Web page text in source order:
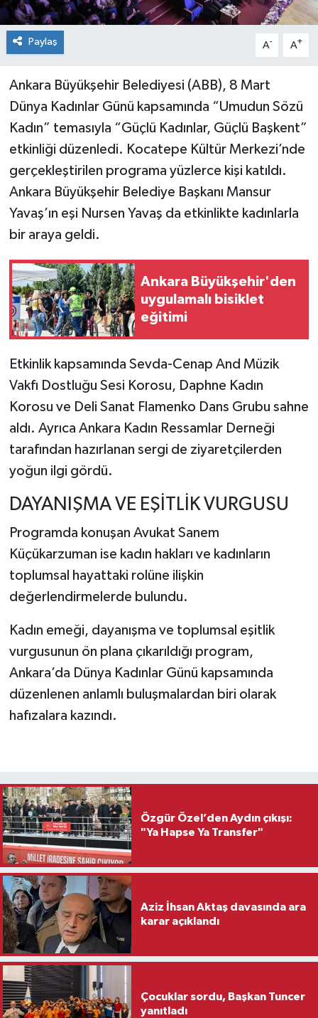
Paylaş A- A+
Ankara Büyükşehir Belediyesi (ABB), 8 Mart
Dünya Kadınlar Günü kapsamında “Umudun Sözü
Kadın” temasıyla “Güçlü Kadınlar, Güçlü Başkent”
etkinliği düzenledi. Kocatepe Kültür Merkezi’nde
gerçekleştirilen programa yüzlerce kişi katıldı.
Ankara Büyükşehir Belediye Başkanı Mansur
Yavaş’ın eşi Nursen Yavaş da etkinlikte kadınlarla
bir araya geldi.
Ankara Büyükşehir'den
uygulamalı bisiklet
eğitimi
Etkinlik kapsamında Sevda-Cenap And Müzik
Vakfı Dostluğu Sesi Korosu, Daphne Kadın
Korosu ve Deli Sanat Flamenko Dans Grubu sahne
aldı. Ayrıca Ankara Kadın Ressamlar Derneği
tarafından hazırlanan sergi de ziyaretçilerden
yoğun ilgi gördü.
DAYANIŞMA VE EŞİTLİK VURGUSU
Programda konuşan Avukat Sanem
Küçükarzuman ise kadın hakları ve kadınların
toplumsal hayattaki rolüne ilişkin
değerlendirmelerde bulundu.
Kadın emeği, dayanışma ve toplumsal eşitlik
vurgusunun ön plana çıkarıldığı program,
Ankara’da Dünya Kadınlar Günü kapsamında
düzenlenen anlamlı buluşmalardan biri olarak
hafızalara kazındı.
Özgür Özel’den Aydın çıkışı:
"Ya Hapse Ya Transfer"
Aziz İhsan Aktaş davasında ara
karar açıklandı
Çocuklar sordu, Başkan Tuncer
yanıtladı